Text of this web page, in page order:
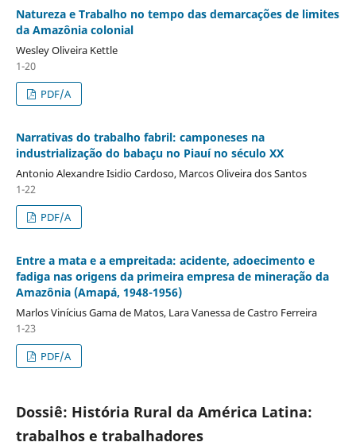
Natureza e Trabalho no tempo das demarcações de limites
da Amazônia colonial
Wesley Oliveira Kettle
1-20
PDF/A
Narrativas do trabalho fabril: camponeses na
industrialização do babaçu no Piauí no século XX
Antonio Alexandre Isidio Cardoso, Marcos Oliveira dos Santos
1-22
PDF/A
Entre a mata e a empreitada: acidente, adoecimento e
fadiga nas origens da primeira empresa de mineração da
Amazônia (Amapá, 1948-1956)
Marlos Vinícius Gama de Matos, Lara Vanessa de Castro Ferreira
1-23
PDF/A
Dossiê: História Rural da América Latina:
trabalhos e trabalhadores